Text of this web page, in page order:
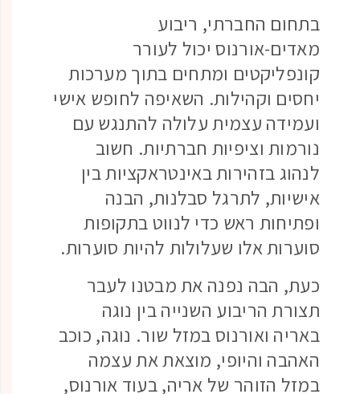
בתחום החברתי, ריבוע
מאדים-אורנוס יכול לעורר
קונפליקטים ומתחים בתוך מערכות
יחסים וקהילות. השאיפה לחופש אישי
ועמידה עצמית עלולה להתנגש עם
נורמות וציפיות חברתיות. חשוב
לנהוג בזהירות באינטראקציות בין
אישיות, לתרגל סבלנות, הבנה
ופתיחות ראש כדי לנווט בתקופות
סוערות אלו שעלולות להיות סוערות.
כעת, הבה נפנה את מבטנו לעבר
תצורת הריבוע השנייה בין נוגה
באריה ואורנוס במזל שור. נוגה, כוכב
האהבה והיופי, מוצאת את עצמה
במזל הזוהר של אריה, בעוד אורנוס,